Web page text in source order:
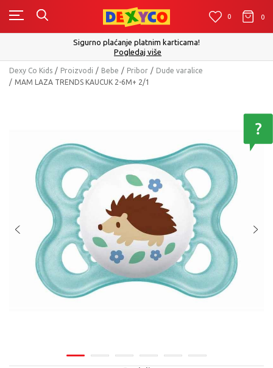
0 0
Sigurno plaćanje platnim karticama!
Pogledaj više
Dexy Co Kids Proizvodi Bebe Pribor
Dude varalice
MAM LAZA TRENDS KAUCUK 2-6M+ 2/1